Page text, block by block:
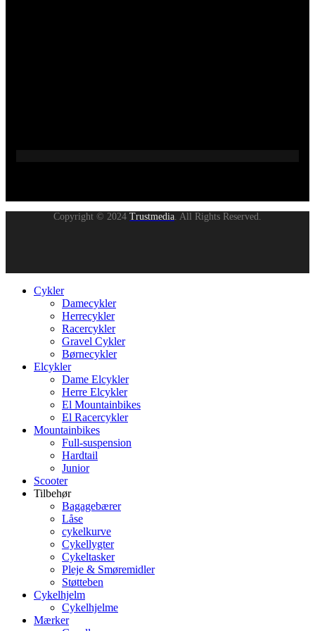
Copyright © 2024 Trustmedia . All Rights Reserved.
Cykler
Damecykler
Herrecykler
Racercykler
Gravel Cykler
Børnecykler
Elcykler
Dame Elcykler
Herre Elcykler
El Mountainbikes
El Racercykler
Mountainbikes
Full-suspension
Hardtail
Junior
Scooter
Tilbehør
Bagagebærer
Låse
cykelkurve
Cykellygter
Cykeltasker
Pleje & Smøremidler
Støtteben
Cykelhjelm
Cykelhjelme
Mærker